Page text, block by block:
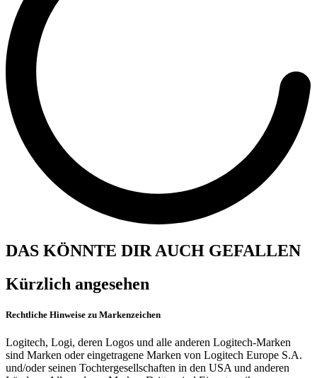
DAS KÖNNTE DIR AUCH GEFALLEN
Kürzlich angesehen
Rechtliche Hinweise zu Markenzeichen
Logitech, Logi, deren Logos und alle anderen Logitech-Marken
sind Marken oder eingetragene Marken von Logitech Europe S.A.
und/oder seinen Tochtergesellschaften in den USA und anderen